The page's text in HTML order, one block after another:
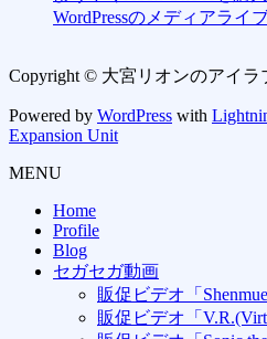
WordPressのメディアライ
Copyright © 大宮リオンのアイラ
Powered by WordPress with
Expansion Unit
MENU
Home
Profile
Blog
セガセガ動画
販促ビデオ「Shenmue
販促ビデオ「